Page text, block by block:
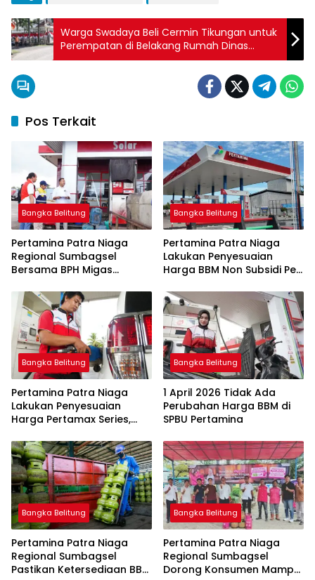
Warga Swadaya Beli Cermin Tikungan untuk
Perempatan di Belakang Rumah Dinas
Bupati
Pos Terkait
Bangka Belitung
Pertamina Patra Niaga
Regional Sumbagsel
Bersama BPH Migas
Penyaluran BBM Subsidi
bagi Nelayan melalui
Aplikasi XSTAR
Bangka Belitung
Pertamina Patra Niaga
Lakukan Penyesuaian
Harga BBM Non Subsidi Per
Bangka Belitung
Pertamina Patra Niaga
Lakukan Penyesuaian
Harga Pertamax Series,
Subsidi Tetap
Bangka Belitung
1 April 2026 Tidak Ada
Perubahan Harga BBM di
SPBU Pertamina
Bangka Belitung
Pertamina Patra Niaga
Regional Sumbagsel
Pastikan Ketersediaan BBM
Bangka Belitung
Pertamina Patra Niaga
Regional Sumbagsel
Dorong Konsumen Mampu